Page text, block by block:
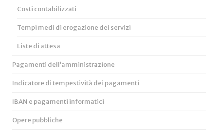
Costi contabilizzati
Tempi medi di erogazione dei servizi
Liste di attesa
Pagamenti dell’amministrazione
Indicatore di tempestività dei pagamenti
IBAN e pagamenti informatici
Opere pubbliche